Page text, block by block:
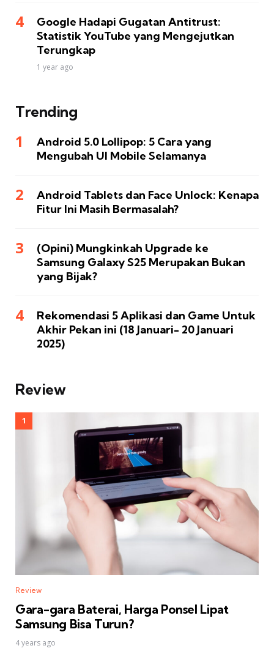
Google Hadapi Gugatan Antitrust:
Statistik YouTube yang Mengejutkan
Terungkap
1 year ago
Trending
Android 5.0 Lollipop: 5 Cara yang
Mengubah UI Mobile Selamanya
Android Tablets dan Face Unlock: Kenapa
Fitur Ini Masih Bermasalah?
(Opini) Mungkinkah Upgrade ke
Samsung Galaxy S25 Merupakan Bukan
yang Bijak?
Rekomendasi 5 Aplikasi dan Game Untuk
Akhir Pekan ini (18 Januari- 20 Januari
2025)
Review
Review
Gara-gara Baterai, Harga Ponsel Lipat
Samsung Bisa Turun?
4 years ago